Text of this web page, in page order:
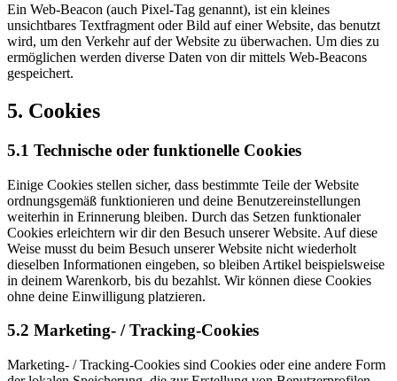
Ein Web-Beacon (auch Pixel-Tag genannt), ist ein kleines
unsichtbares Textfragment oder Bild auf einer Website, das benutzt
wird, um den Verkehr auf der Website zu überwachen. Um dies zu
ermöglichen werden diverse Daten von dir mittels Web-Beacons
gespeichert.
5. Cookies
5.1 Technische oder funktionelle Cookies
Einige Cookies stellen sicher, dass bestimmte Teile der Website
ordnungsgemäß funktionieren und deine Benutzereinstellungen
weiterhin in Erinnerung bleiben. Durch das Setzen funktionaler
Cookies erleichtern wir dir den Besuch unserer Website. Auf diese
Weise musst du beim Besuch unserer Website nicht wiederholt
dieselben Informationen eingeben, so bleiben Artikel beispielsweise
in deinem Warenkorb, bis du bezahlst. Wir können diese Cookies
ohne deine Einwilligung platzieren.
5.2 Marketing- / Tracking-Cookies
Marketing- / Tracking-Cookies sind Cookies oder eine andere Form